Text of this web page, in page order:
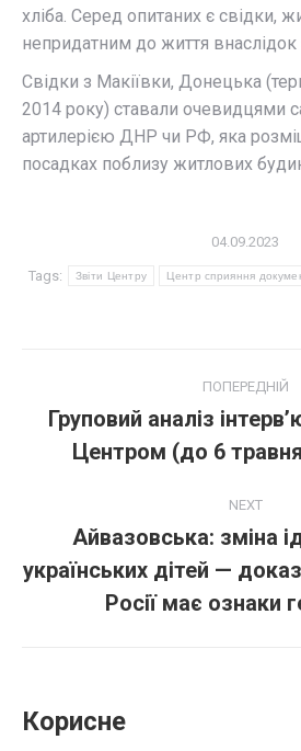
хліба. Серед опитаних є свідки,
непридатним до життя внаслідок
Свідки з Макіївки, Донецька
2014 року) ставали очевидцями
артилерією ДНР чи РФ, яка
посадках поблизу житлових
04.09.2023
Tags: Звіти Центру Центр сприяння
navigation
ПОПЕРЕДНІЙ
пост:
Груповий аналіз
Центром (до 6
NEXT
Next
post:
Айвазовська: зміна
українських дітей —
Росії має ознаки
Корисне